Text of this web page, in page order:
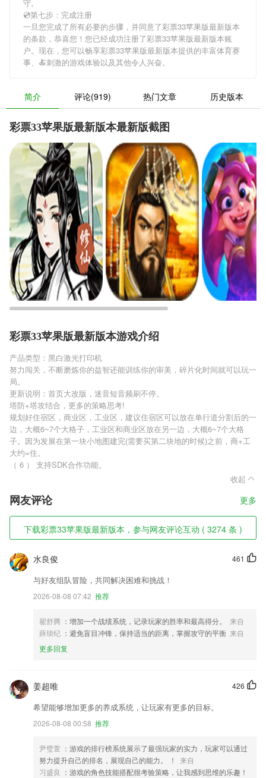
守。
💿第七步：完成注册
一旦您完成了所有必要的步骤，并同意了彩票33苹果版最新版本
的条款，恭喜您！您已经成功注册了彩票33苹果版最新版本账
户。现在，您可以畅享彩票33苹果版最新版本提供的丰富体育赛
事、🍝刺激的游戏体验以及其他令人兴奋。
简介 评论(919) 热门文章 历史版本
彩票33苹果版最新版本最新版截图
彩票33苹果版最新版本游戏介绍
产品类型：黑白激光打印机
努力闯关，不断磨炼你的益智还能训练你的审美，碎片化时间就可以玩一
局。
更新说明：首页大改版，迷音短音频刷不停。
塔防+塔攻结合，更多的策略思考!
规划好住宿区，商业区，工业区，建议住宿区可以放在单行道分割后的一
边，大概6~7个大格子，工业区和商业区放在另一边，大概6~7个大格
子。因为发展在第一块小地图建完(需要买第二块地的时候)之前，商+工
大约=住。
（ 6 ） 支持SDK合作功能。
收起
网友评论 更多
下载彩票33苹果版最新版本，参与网友评论互动 ( 3274 条 )
461
水良俊
与好友组队冒险，共同解决困难和挑战！
2026-08-08 07:42 推荐
翟舒腾 ：增加一个战绩系统，记录玩家的胜率和最高得分。
来自
薛琰纪 ：避免盲目冲锋，保持适当的距离，掌握攻守的平衡 来自
更多回复
426
姜超唯
希望能够增加更多的养成系统，让玩家有更多的目标。
2026-08-08 00:58 推荐
尹璧萱 ：游戏的排行榜系统展示了最强玩家的实力，玩家可以通过
努力提升自己的排名，展现自己的能力。 ！
来自
习盛良 ：游戏的角色技能搭配很考验策略，让我感到思维的乐趣！